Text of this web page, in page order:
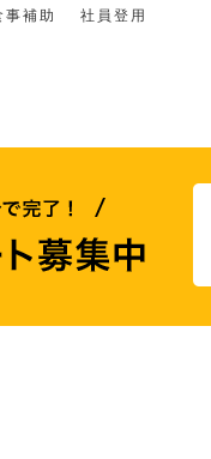
事補助 社員登用